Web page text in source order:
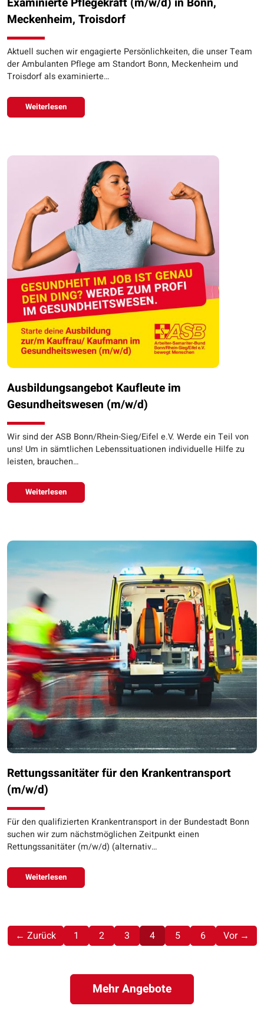
Meckenheim, Troisdorf
Aktuell suchen wir engagierte Persönlichkeiten, die unser Team
der Ambulanten Pflege am Standort Bonn, Meckenheim und
Troisdorf als examinierte…
Weiterlesen
Ausbildungsangebot Kaufleute im
Gesundheitswesen (m/w/d)
Wir sind der ASB Bonn/Rhein-Sieg/Eifel e.V. Werde ein Teil von
uns! Um in sämtlichen Lebenssituationen individuelle Hilfe zu
leisten, brauchen…
Weiterlesen
Rettungssanitäter für den Krankentransport
(m/w/d)
Für den qualifizierten Krankentransport in der Bundestadt Bonn
suchen wir zum nächstmöglichen Zeitpunkt einen
Rettungssanitäter (m/w/d) (alternativ…
Weiterlesen
← Zurück 1 2 3 4(aktuell)
5 6 Vor →
Mehr Angebote